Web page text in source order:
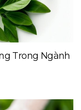
Trong Ngành